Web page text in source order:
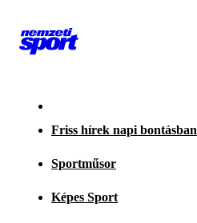
Friss hírek napi bontásban
Sportműsor
Képes Sport